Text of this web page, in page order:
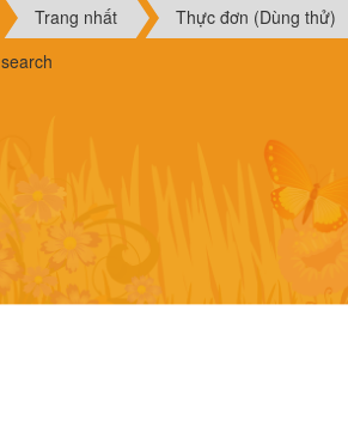
Trang nhất
Thực đơn (Dùng thử)
search